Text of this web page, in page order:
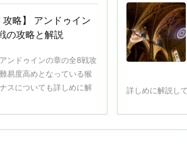
攻略】 アンドゥイン
攻略と解説
ンドゥインの章の全8戦攻
易度高めとなっている猴
スについても詳しめに解
詳しめに解説し